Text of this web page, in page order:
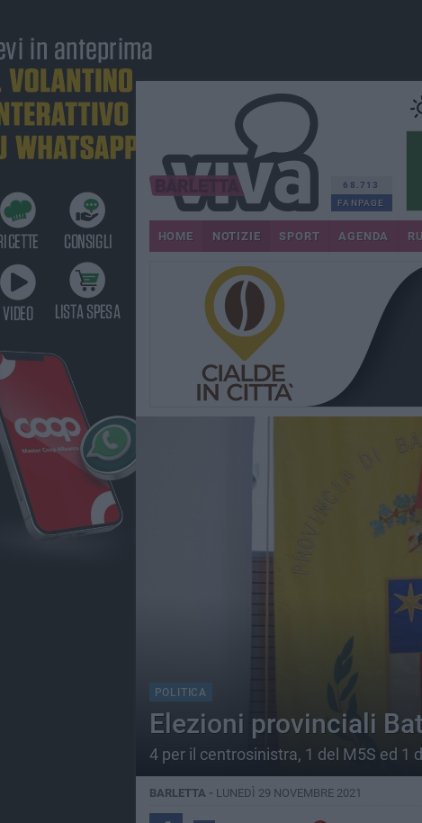
68.713
FANPAGE
HOME NOTIZIE SPORT AGENDA
POLITICA
Elezioni provinciali
4 per il centrosinistra, 1 del M5S ed 1
BARLETTA - LUNEDÌ 29 NOVEMBRE 2021